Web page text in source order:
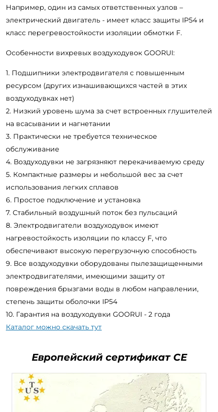
Например, один из самых ответственных узлов –
электрический двигатель - имеет класс защиты IP54 и
класс перегревостойкости изоляции обмотки F.
Особенности вихревых воздуходувок GOORUI:
Подшипники электродвигателя с повышенным
ресурсом (других изнашивающихся частей в этих
воздуходувках нет)
Низкий уровень шума за счет встроенных глушителей
на всасывании и нагнетании
Практически не требуется техническое
обслуживание
Воздуходувки не загрязняют перекачиваемую среду
Компактные размеры и небольшой вес за счет
использования легких сплавов
Простое подключение и установка
Стабильный воздушный поток без пульсаций
Электродвигатели воздуходувок имеют
нагревостойкость изоляции по классу F, что
обеспечивают высокую перегрузочную способность
Все воздуходувки оборудованы пылезащищенными
электродвигателями, имеющими защиту от
повреждения брызгами воды в любом направлении,
степень защиты оболочки IP54
Гарантия на воздуходувки GOORUI - 2 года
Каталог можно скачать тут
Европейский сертификат СЕ